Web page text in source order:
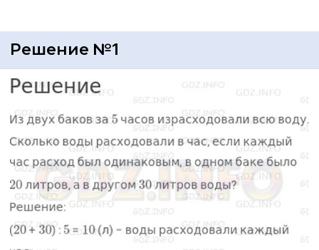
Решение №1